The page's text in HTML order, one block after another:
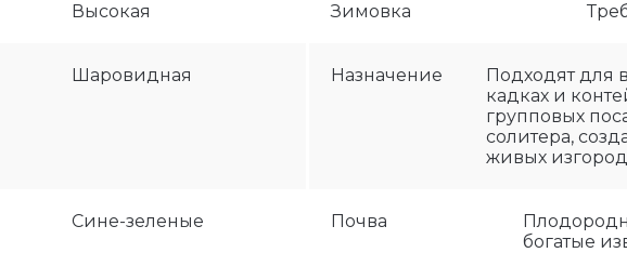
Высокая Зимовка
Шаровидная Назначение
Подходят для
кадках и
групповых
солитера,
живых
Сине-зеленые Почва
богатые